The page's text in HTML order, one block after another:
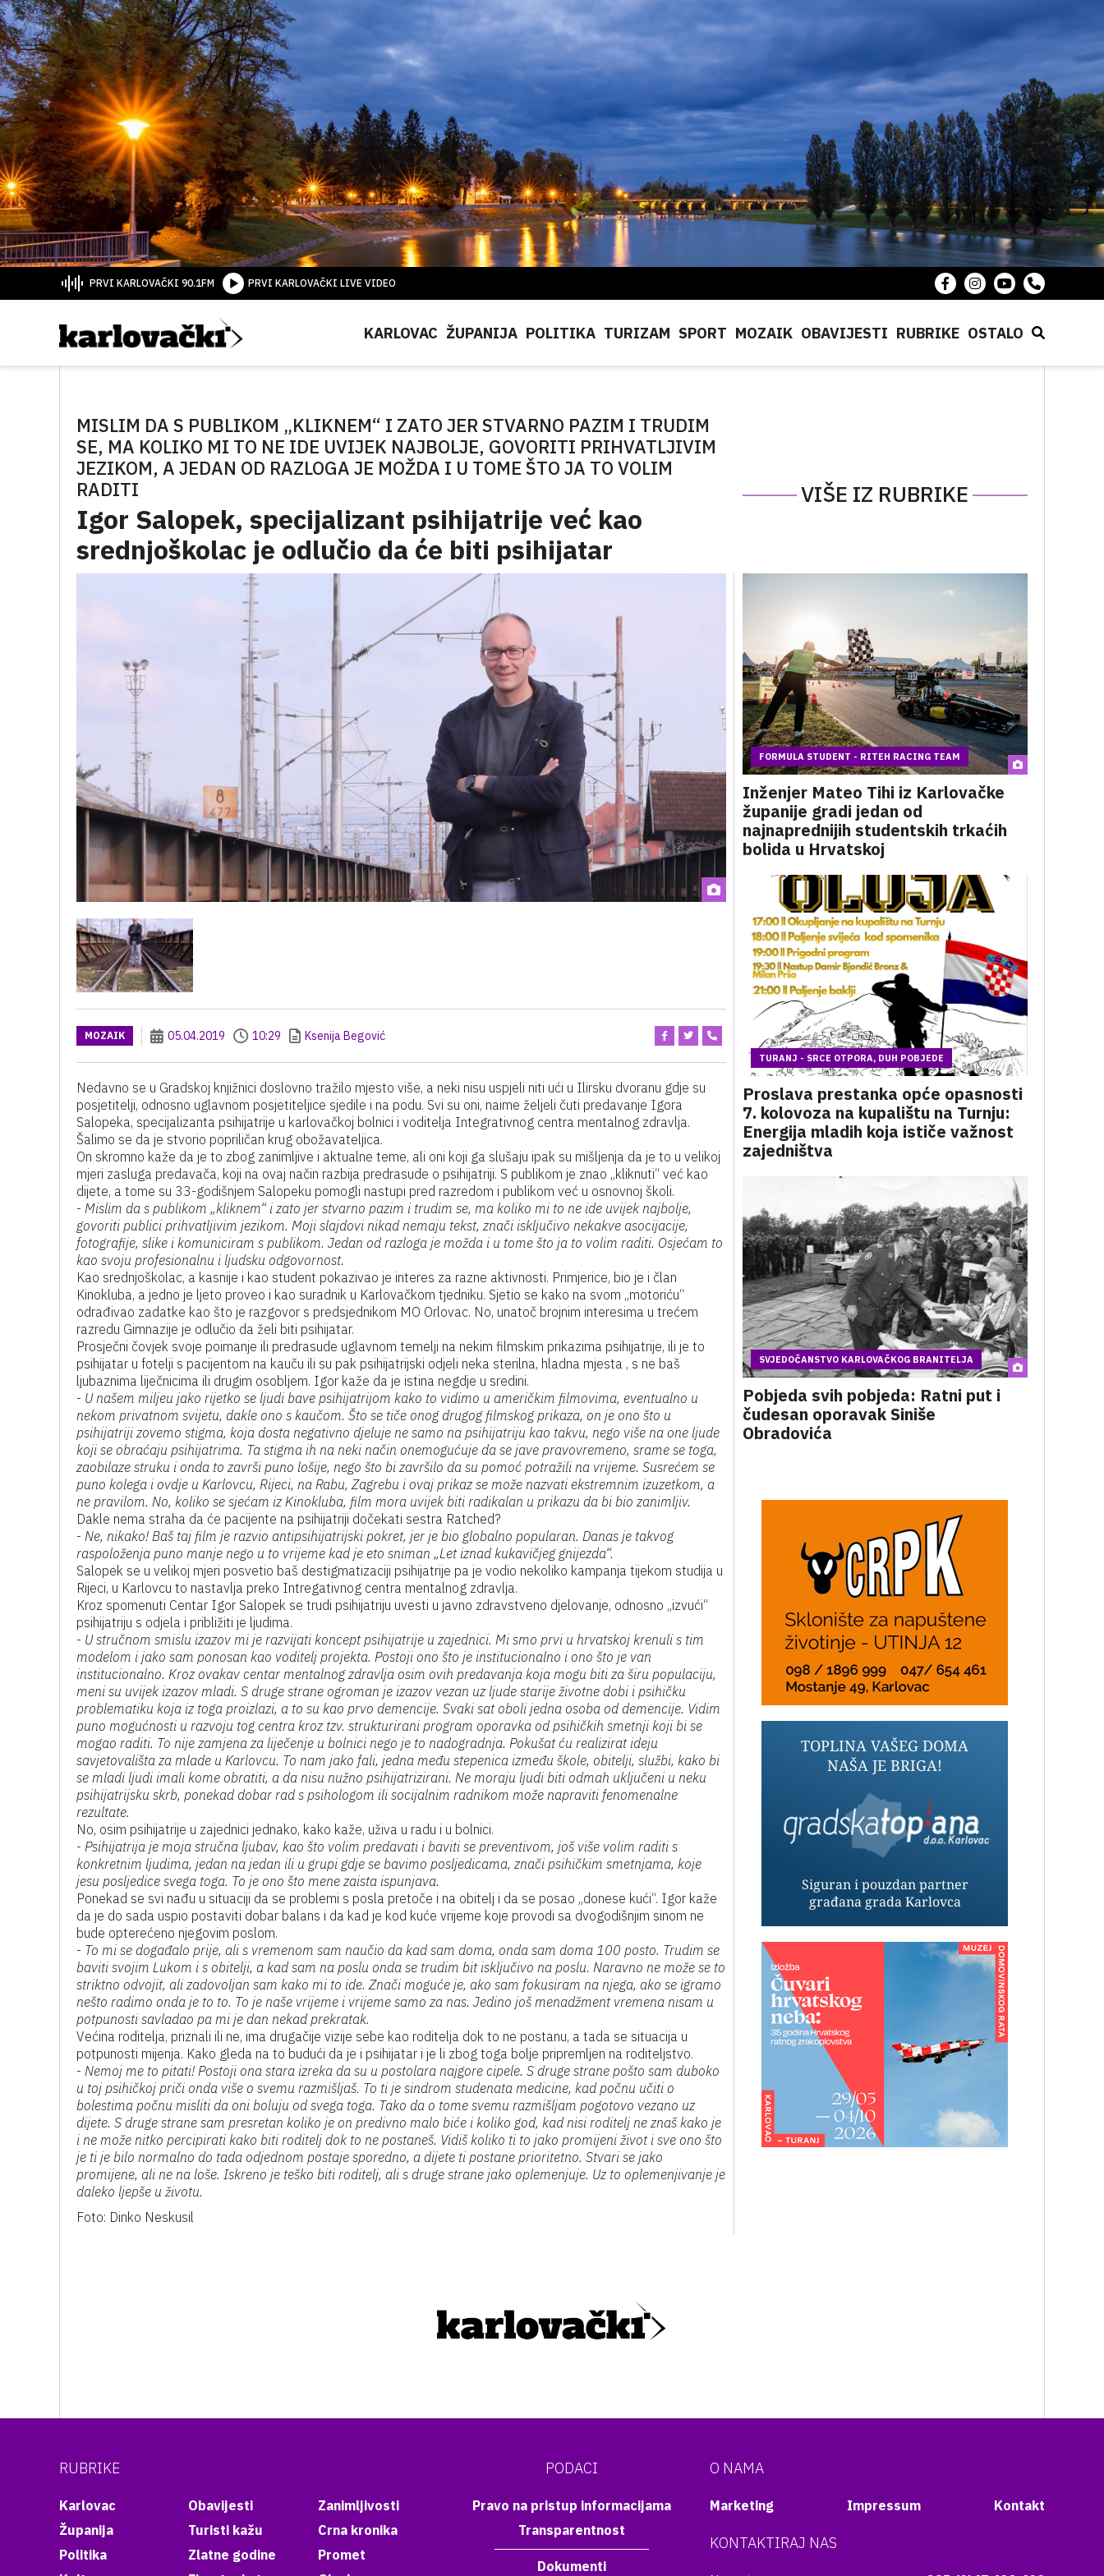
PRVI KARLOVAČKI 90.1FM PRVI KARLOVAČKI LIVE VIDEO
KARLOVAC ŽUPANIJA POLITIKA TURIZAM SPORT MOZAIK OBAVIJESTI RUBRIKE OSTALO
MISLIM DA S PUBLIKOM „KLIKNEM“ I ZATO JER STVARNO PAZIM I TRUDIM
SE, MA KOLIKO MI TO NE IDE UVIJEK NAJBOLJE, GOVORITI PRIHVATLJIVIM
JEZIKOM, A JEDAN OD RAZLOGA JE MOŽDA I U TOME ŠTO JA TO VOLIM
RADITI
Igor Salopek, specijalizant psihijatrije već kao
srednjoškolac je odlučio da će biti psihijatar
VIŠE IZ RUBRIKE
MOZAIK 05.04.2019 10:29 Ksenija Begović
Nedavno se u Gradskoj knjižnici doslovno tražilo mjesto više, a neki nisu uspjeli niti ući u Ilirsku dvoranu gdje su
posjetitelji, odnosno uglavnom posjetiteljice sjedile i na podu. Svi su oni, naime željeli čuti predavanje Igora
Salopeka, specijalizanta psihijatrije u karlovačkoj bolnici i voditelja Integrativnog centra mentalnog zdravlja.
Šalimo se da je stvorio popriličan krug obožavateljica.
On skromno kaže da je to zbog zanimljive i aktualne teme, ali oni koji ga slušaju ipak su mišljenja da je to u velikoj
mjeri zasluga predavača, koji na ovaj način razbija predrasude o psihijatriji. S publikom je znao „kliknuti“ već kao
dijete, a tome su 33-godišnjem Salopeku pomogli nastupi pred razredom i publikom već u osnovnoj školi.
- Mislim da s publikom „kliknem“ i zato jer stvarno pazim i trudim se, ma koliko mi to ne ide uvijek najbolje,
govoriti publici prihvatljivim jezikom. Moji slajdovi nikad nemaju tekst, znači isključivo nekakve asocijacije,
fotografije, slike i komuniciram s publikom. Jedan od razloga je možda i u tome što ja to volim raditi. Osjećam to
kao svoju profesionalnu i ljudsku odgovornost.
Kao srednjoškolac, a kasnije i kao student pokazivao je interes za razne aktivnosti. Primjerice, bio je i član
Kinokluba, a jedno je ljeto proveo i kao suradnik u Karlovačkom tjedniku. Sjetio se kako na svom „motoriću“
odrađivao zadatke kao što je razgovor s predsjednikom MO Orlovac. No, unatoč brojnim interesima u trećem
razredu Gimnazije je odlučio da želi biti psihijatar.
Prosječni čovjek svoje poimanje ili predrasude uglavnom temelji na nekim filmskim prikazima psihijatrije, ili je to
psihijatar u fotelji s pacijentom na kauču ili su pak psihijatrijski odjeli neka sterilna, hladna mjesta , s ne baš
ljubaznima liječnicima ili drugim osobljem. Igor kaže da je istina negdje u sredini.
- U našem miljeu jako rijetko se ljudi bave psihijatrijom kako to vidimo u američkim filmovima, eventualno u
nekom privatnom svijetu, dakle ono s kaučom. Što se tiče onog drugog filmskog prikaza, on je ono što u
psihijatriji zovemo stigma, koja dosta negativno djeluje ne samo na psihijatriju kao takvu, nego više na one ljude
koji se obraćaju psihijatrima. Ta stigma ih na neki način onemogućuje da se jave pravovremeno, srame se toga,
zaobilaze struku i onda to završi puno lošije, nego što bi završilo da su pomoć potražili na vrijeme. Susrećem se
puno kolega i ovdje u Karlovcu, Rijeci, na Rabu, Zagrebu i ovaj prikaz se može nazvati ekstremnim izuzetkom, a
ne pravilom. No, koliko se sjećam iz Kinokluba, film mora uvijek biti radikalan u prikazu da bi bio zanimljiv.
Dakle nema straha da će pacijente na psihijatriji dočekati sestra Ratched?
- Ne, nikako! Baš taj film je razvio antipsihijatrijski pokret, jer je bio globalno popularan. Danas je takvog
raspoloženja puno manje nego u to vrijeme kad je eto sniman „Let iznad kukavičjeg gnijezda“.
Salopek se u velikoj mjeri posvetio baš destigmatizaciji psihijatrije pa je vodio nekoliko kampanja tijekom studija u
Rijeci, u Karlovcu to nastavlja preko Intregativnog centra mentalnog zdravlja.
Kroz spomenuti Centar Igor Salopek se trudi psihijatriju uvesti u javno zdravstveno djelovanje, odnosno „izvući“
psihijatriju s odjela i približiti je ljudima.
- U stručnom smislu izazov mi je razvijati koncept psihijatrije u zajednici. Mi smo prvi u hrvatskoj krenuli s tim
modelom i jako sam ponosan kao voditelj projekta. Postoji ono što je institucionalno i ono što je van
institucionalno. Kroz ovakav centar mentalnog zdravlja osim ovih predavanja koja mogu biti za širu populaciju,
meni su uvijek izazov mladi. S druge strane ogroman je izazov vezan uz ljude starije životne dobi i psihičku
problematiku koja iz toga proizlazi, a to su kao prvo demencije. Svaki sat oboli jedna osoba od demencije. Vidim
puno mogućnosti u razvoju tog centra kroz tzv. strukturirani program oporavka od psihičkih smetnji koji bi se
mogao raditi. To nije zamjena za liječenje u bolnici nego je to nadogradnja. Pokušat ću realizirat ideju
savjetovališta za mlade u Karlovcu. To nam jako fali, jedna među stepenica između škole, obitelji, službi, kako bi
se mladi ljudi imali kome obratiti, a da nisu nužno psihijatrizirani. Ne moraju ljudi biti odmah uključeni u neku
psihijatrijsku skrb, ponekad dobar rad s psihologom ili socijalnim radnikom može napraviti fenomenalne
rezultate.
No, osim psihijatrije u zajednici jednako, kako kaže, uživa u radu i u bolnici.
- Psihijatrija je moja stručna ljubav, kao što volim predavati i baviti se preventivom, još više volim raditi s
konkretnim ljudima, jedan na jedan ili u grupi gdje se bavimo posljedicama, znači psihičkim smetnjama, koje
jesu posljedice svega toga. To je ono što mene zaista ispunjava.
Ponekad se svi nađu u situaciji da se problemi s posla pretoče i na obitelj i da se posao „donese kući“. Igor kaže
da je do sada uspio postaviti dobar balans i da kad je kod kuće vrijeme koje provodi sa dvogodišnjim sinom ne
bude opterećeno njegovim poslom.
- To mi se događalo prije, ali s vremenom sam naučio da kad sam doma, onda sam doma 100 posto. Trudim se
baviti svojim Lukom i s obitelji, a kad sam na poslu onda se trudim bit isključivo na poslu. Naravno ne može se to
striktno odvojit, ali zadovoljan sam kako mi to ide. Znači moguće je, ako sam fokusiram na njega, ako se igramo
nešto radimo onda je to to. To je naše vrijeme i vrijeme samo za nas. Jedino još menadžment vremena nisam u
potpunosti savladao pa mi je dan nekad prekratak.
Većina roditelja, priznali ili ne, ima drugačije vizije sebe kao roditelja dok to ne postanu, a tada se situacija u
potpunosti mijenja. Kako gleda na to budući da je i psihijatar i je li zbog toga bolje pripremljen na roditeljstvo.
- Nemoj me to pitati! Postoji ona stara izreka da su u postolara najgore cipele. S druge strane pošto sam duboko
u toj psihičkoj priči onda više o svemu razmišljaš. To ti je sindrom studenata medicine, kad počnu učiti o
bolestima počnu misliti da oni boluju od svega toga. Tako da o tome svemu razmišljam pogotovo vezano uz
dijete. S druge strane sam presretan koliko je on predivno malo biće i koliko god, kad nisi roditelj ne znaš kako je
i ne može nitko percipirati kako biti roditelj dok to ne postaneš. Vidiš koliko ti to jako promijeni život i sve ono što
je ti je bilo normalno do tada odjednom postaje sporedno, a dijete ti postane prioritetno. Stvari se jako
promijene, ali ne na loše. Iskreno je teško biti roditelj, ali s druge strane jako oplemenjuje. Uz to oplemenjivanje je
daleko ljepše u životu.
Foto: Dinko Neskusil
FORMULA STUDENT - RITEH RACING TEAM
Inženjer Mateo Tihi iz Karlovačke
županije gradi jedan od
najnaprednijih studentskih trkaćih
bolida u Hrvatskoj
TURANJ - SRCE OTPORA, DUH POBJEDE
Proslava prestanka opće opasnosti
7. kolovoza na kupalištu na Turnju:
Energija mladih koja ističe važnost
zajedništva
SVJEDOČANSTVO KARLOVAČKOG BRANITELJA
Pobjeda svih pobjeda: Ratni put i
čudesan oporavak Siniše
Obradovića
RUBRIKE
Karlovac
Županija
Politika
Obavijesti
Turisti kažu
Zlatne godine
Zanimljivosti
Crna kronika
Promet
PODACI
Pravo na pristup informacijama
Transparentnost
Dokumenti
O NAMA
Marketing Impressum Kontakt
KONTAKTIRAJ NAS